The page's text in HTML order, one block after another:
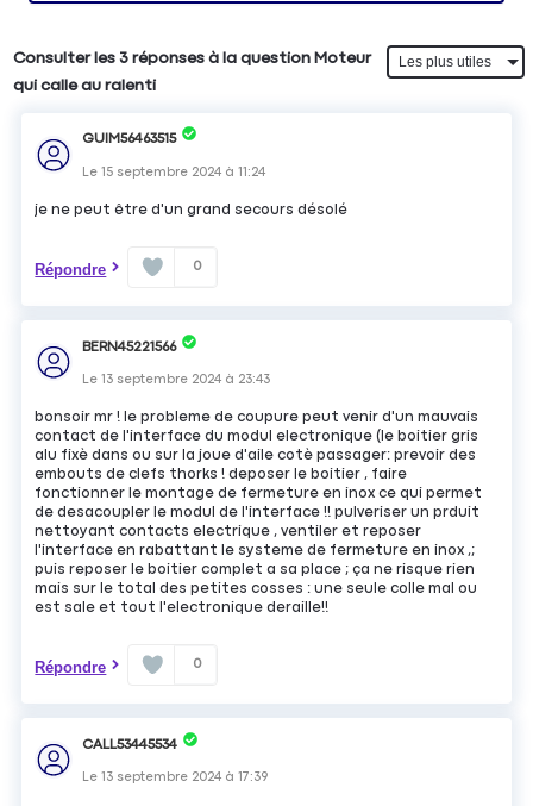
Consulter les 3 réponses à la question Moteur
qui calle au ralenti
GUIM56463515
Le15 septembre 2024 à11:24
je ne peut être d'un grand secours désolé
Répondre 0
BERN45221566
Le13 septembre 2024 à 23:43
bonsoir mr ! le probleme de coupure peut venir d'un mauvais
contact de l'interface du modul electronique (le boitier gris
alu fixè dans ou sur la joue d'aile cotè passager: prevoir des
embouts de clefs thorks ! deposer le boitier , faire
fonctionner le montage de fermeture en inox ce qui permet
de desacoupler le modul de l'interface !! pulveriser un prduit
nettoyant contacts electrique , ventiler et reposer
l'interface en rabattant le systeme de fermeture en inox ,;
puis reposer le boitier complet a sa place ; ça ne risque rien
mais sur le total des petites cosses : une seule colle mal ou
est sale et tout l'electronique deraille!!
Répondre 0
CALL53445534
Le13 septembre 2024 à17:39